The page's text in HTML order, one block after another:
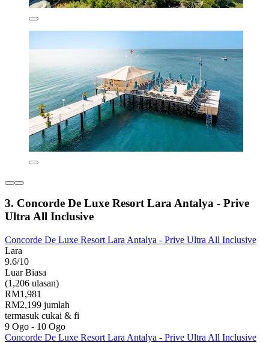
3. Concorde De Luxe Resort Lara Antalya - Prive
Ultra All Inclusive
Concorde De Luxe Resort Lara Antalya - Prive Ultra All Inclusive
Lara
9.6/10
Luar Biasa
(1,206 ulasan)
RM1,981
RM2,199 jumlah
termasuk cukai & fi
9 Ogo - 10 Ogo
Concorde De Luxe Resort Lara Antalya - Prive Ultra All Inclusive